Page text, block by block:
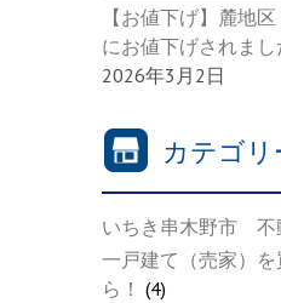
【お値下げ】麓
にお値下げされまし
2026年3月2日
カテゴリ
いちき串木野市 不
一戸建て（売家）
ら！ (4)